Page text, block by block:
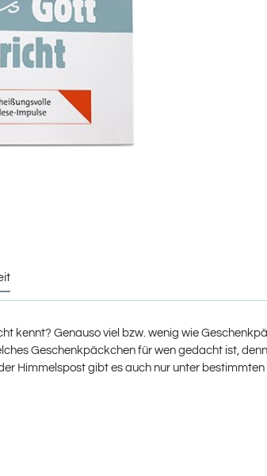
kennt? Genauso viel bzw. wenig wie
Geschenkpäckchen für wen gedacht ist,
Himmelspost gibt es auch nur unter